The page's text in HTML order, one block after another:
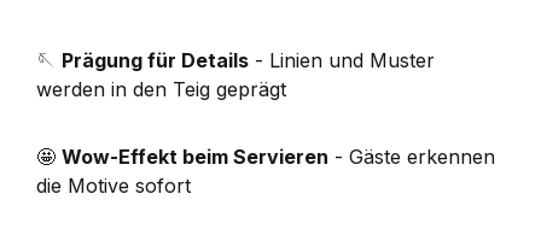
🪡 Prägung für Details - Linien und Muster
werden in den Teig geprägt
🤩 Wow-Effekt beim Servieren - Gäste erkennen
die Motive sofort